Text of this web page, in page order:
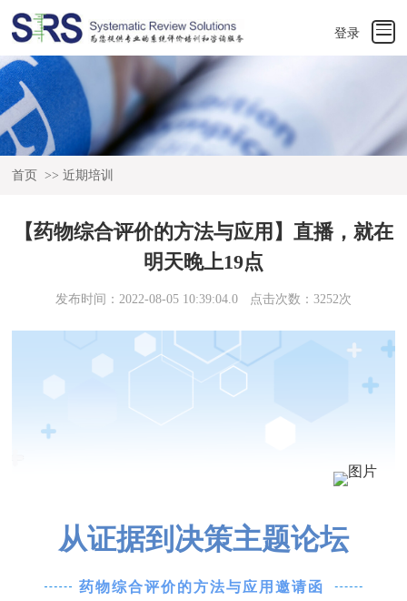
登录
首页 >>近期培训
【药物综合评价的方法与应用】直播，就在
明天晚上19点
发布时间：2022-08-05 10:39:04.0 点击次数：3252次
从证据到决策主题论坛
药物综合评价的方法与应用邀请函